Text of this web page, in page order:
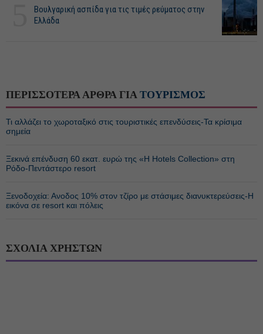
Βουλγαρική ασπίδα για τις τιμές ρεύματος στην
Ελλάδα
ΠΕΡΙΣΣΟΤΕΡΑ ΑΡΘΡΑ ΓΙΑ ΤΟΥΡΙΣΜΟΣ
Τι αλλάζει το χωροταξικό στις τουριστικές επενδύσεις-Τα κρίσιμα
σημεία
Ξεκινά επένδυση 60 εκατ. ευρώ της «H Hotels Collection» στη
Ρόδο-Πεντάστερο resort
Ξενοδοχεία: Ανοδος 10% στον τζίρο με στάσιμες διανυκτερεύσεις-Η
εικόνα σε resort και πόλεις
ΣΧΟΛΙΑ ΧΡΗΣΤΩΝ